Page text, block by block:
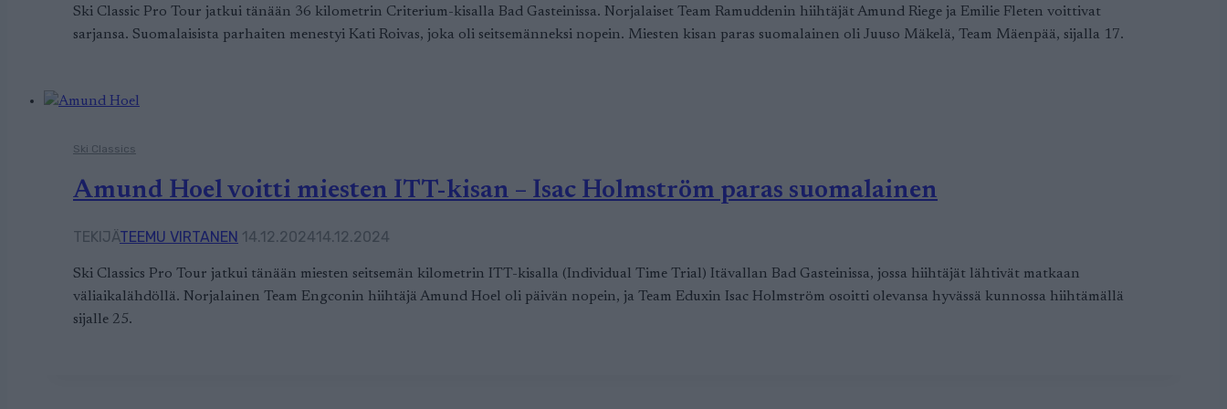
Ski Classic Pro Tour jatkui tänään 36 kilometrin Criterium-kisalla Bad Gasteinissa. Norjalaiset Team Ramuddenin hiihtäjät Amund Riege ja Emilie Fleten voittivat
sarjansa. Suomalaisista parhaiten menestyi Kati Roivas, joka oli seitsemänneksi nopein. Miesten kisan paras suomalainen oli Juuso Mäkelä, Team Mäenpää, sijalla 17.
Ski Classics
Amund Hoel voitti miesten ITT-kisan – Isac Holmström paras suomalainen
TEKIJÄTEEMU VIRTANEN 14.12.202414.12.2024
Ski Classics Pro Tour jatkui tänään miesten seitsemän kilometrin ITT-kisalla (Individual Time Trial) Itävallan Bad Gasteinissa, jossa hiihtäjät lähtivät matkaan
väliaikalähdöllä. Norjalainen Team Engconin hiihtäjä Amund Hoel oli päivän nopein, ja Team Eduxin Isac Holmström osoitti olevansa hyvässä kunnossa hiihtämällä
sijalle 25.